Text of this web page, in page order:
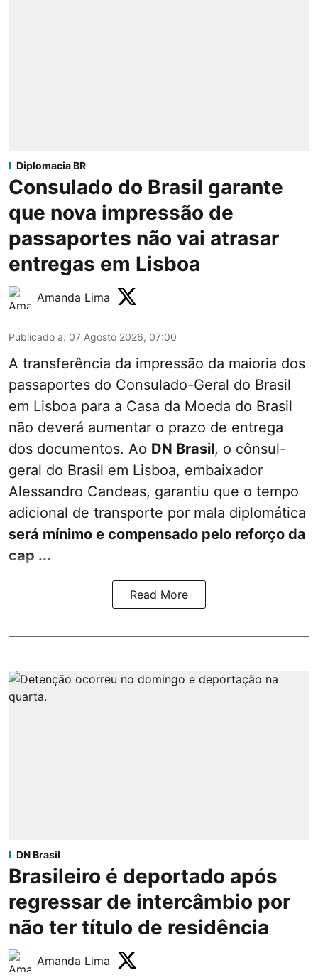
Diplomacia BR
Consulado do Brasil garante
que nova impressão de
passaportes não vai atrasar
entregas em Lisboa
Amanda Lima
Publicado a: 07 Agosto 2026, 07:00
A transferência da impressão da maioria dos
passaportes do Consulado-Geral do Brasil
em Lisboa para a Casa da Moeda do Brasil
não deverá aumentar o prazo de entrega
dos documentos. Ao DN Brasil, o cônsul-
geral do Brasil em Lisboa, embaixador
Alessandro Candeas, garantiu que o tempo
adicional de transporte por mala diplomática
será mínimo e compensado pelo reforço da
cap ...
Read More
DN Brasil
Brasileiro é deportado após
regressar de intercâmbio por
não ter título de residência
Amanda Lima